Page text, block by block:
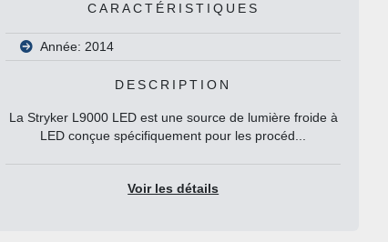
DESCRIPTION
Notre source lumineuse Fibrolux LED HP s'adapte à
équipement médical utilisant la fibre opti...
Voir les détails